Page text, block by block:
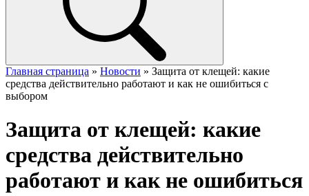
Главная страница » Новости » Защита от клещей: какие
средства действительно работают и как не ошибиться с
выбором
Защита от клещей: какие
средства действительно
работают и как не ошибиться